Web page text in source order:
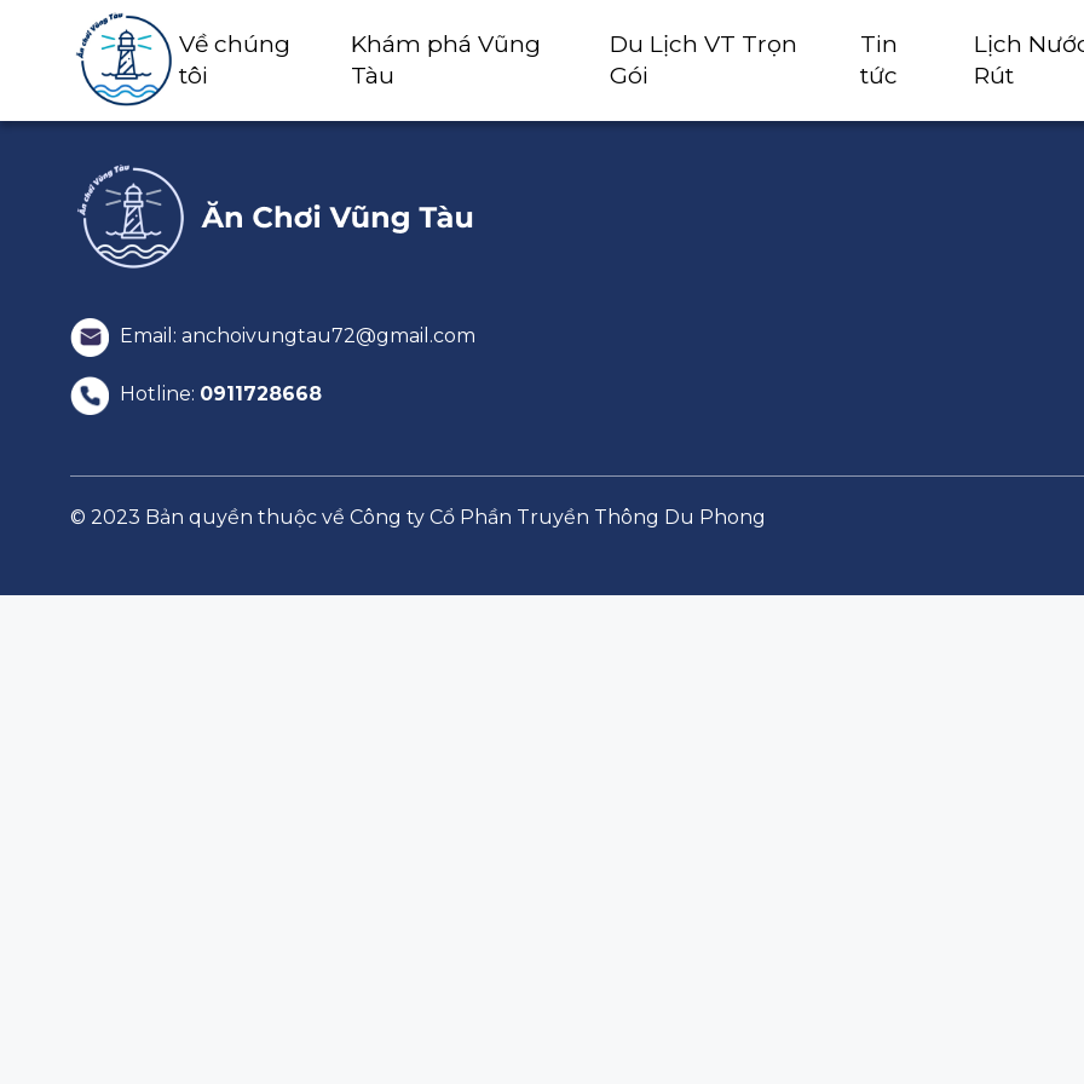
Về chúng
tôi
Khám phá Vũng
Tàu
Du Lịch VT Trọn
Gói
Tin
tức
Lịch
Rút
Email: anchoivungtau72@gmail.com
Hotline: 0911728668
© 2023 Bản quyền thuộc về Công ty Cổ Phần Truyền Thông Du Phong